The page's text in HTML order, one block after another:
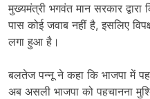
मुख्यमंत्री भगवंत मान सरकार
पास कोई जवाब नहीं है, इसलिए
लगा हुआ है।
बलतेज पन्नू ने कहा कि भाजपा में
अब असली भाजपा को पहचानना